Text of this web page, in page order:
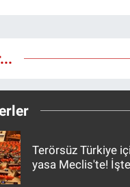
Terörsüz Türkiye
yasa Meclis'te!